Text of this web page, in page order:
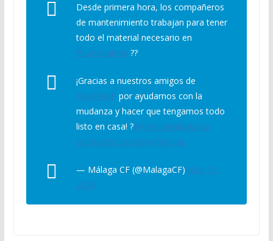
Desde primera hora, los compañeros
de mantenimiento trabajan para tener
todo el material necesario en
#LaRosaleda ??
¡Gracias a nuestros amigos de
@enPienP por ayudarnos con la
mudanza y hacer que tengamos todo
listo en casa! ?#FamiliaMalaguista
pic.twitter.com/LrVx7ONcaa
— Málaga CF (@MalagaCF) May 11,
2020